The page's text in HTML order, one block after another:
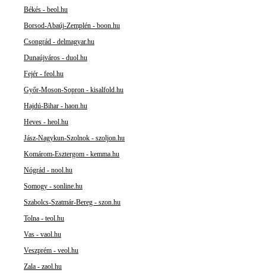
Békés - beol.hu
Borsod-Abaúj-Zemplén - boon.hu
Csongrád - delmagyar.hu
Dunaújváros - duol.hu
Fejér - feol.hu
Győr-Moson-Sopron - kisalfold.hu
Hajdú-Bihar - haon.hu
Heves - heol.hu
Jász-Nagykun-Szolnok - szoljon.hu
Komárom-Esztergom - kemma.hu
Nógrád - nool.hu
Somogy - sonline.hu
Szabolcs-Szatmár-Bereg - szon.hu
Tolna - teol.hu
Vas - vaol.hu
Veszprém - veol.hu
Zala - zaol.hu